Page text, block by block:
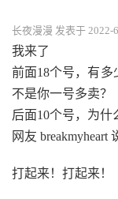
长夜漫漫 发表于 2022-
我来了
前面18个号，有
不是你一号多卖？
后面10个号，为
网友 breakmyheart
打起来！打起来！